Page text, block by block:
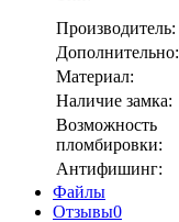
Производитель:
Дополнительно:
Материал:
Наличие замка:
Возможность
пломбировки:
Антифишинг:
Файлы
Отзывы0